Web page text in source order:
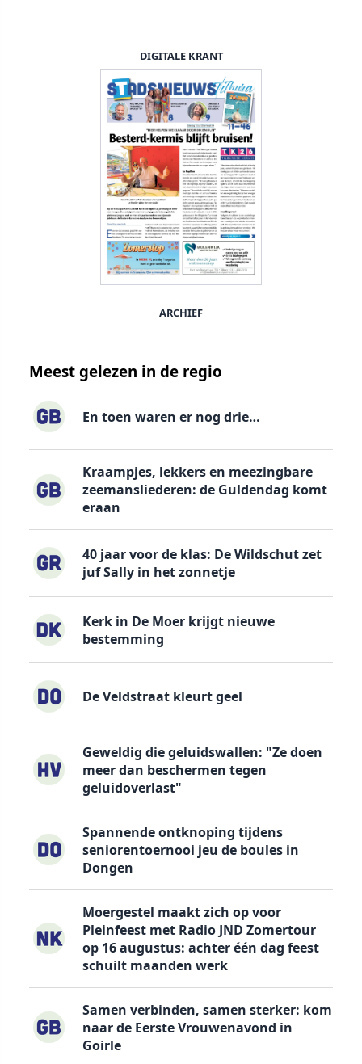
DIGITALE KRANT
ARCHIEF
Meest gelezen in de regio
En toen waren er nog drie…
Kraampjes, lekkers en meezingbare
zeemansliederen: de Guldendag komt
eraan
40 jaar voor de klas: De Wildschut zet
juf Sally in het zonnetje
Kerk in De Moer krijgt nieuwe
bestemming
De Veldstraat kleurt geel
Geweldig die geluidswallen: "Ze doen
meer dan beschermen tegen
geluidoverlast"
Spannende ontknoping tijdens
seniorentoernooi jeu de boules in
Dongen
Moergestel maakt zich op voor
Pleinfeest met Radio JND Zomertour
op 16 augustus: achter één dag feest
schuilt maanden werk
Samen verbinden, samen sterker: kom
naar de Eerste Vrouwenavond in
Goirle